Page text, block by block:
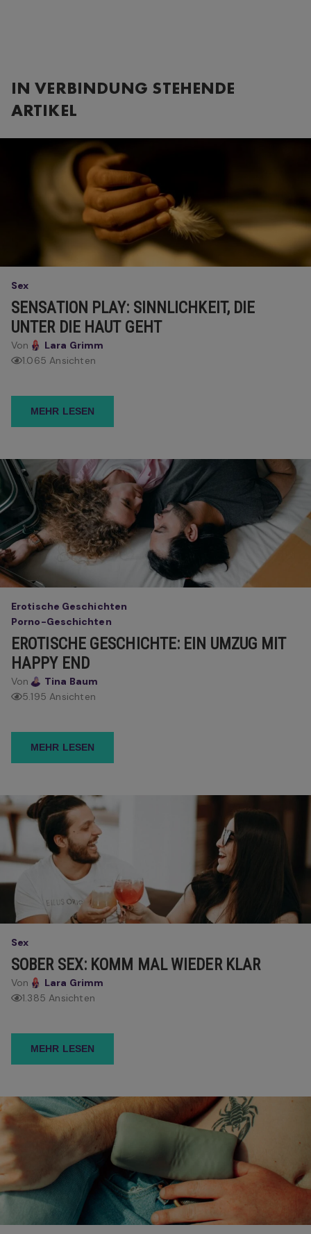
IN VERBINDUNG STEHENDE
ARTIKEL
Sex
SENSATION PLAY: SINNLICHKEIT, DIE
UNTER DIE HAUT GEHT
Von
Lara Grimm
1.065 Ansichten
MEHR LESEN
Erotische Geschichten
Porno-Geschichten
EROTISCHE GESCHICHTE: EIN UMZUG MIT
HAPPY END
Von
Tina Baum
5.195 Ansichten
MEHR LESEN
Sex
SOBER SEX: KOMM MAL WIEDER KLAR
Von
Lara Grimm
1.385 Ansichten
MEHR LESEN